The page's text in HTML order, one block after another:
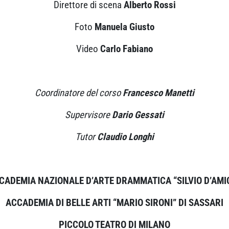
Direttore di scena Alberto Rossi
Foto Manuela Giusto
Video Carlo Fabiano
Coordinatore del corsoFrancesco Manetti
SupervisoreDario Gessati
TutorClaudio Longhi
NAZIONALE D’ARTE DRAMMATICA “SILVIO
ACCADEMIA DI BELLE ARTI “MARIO SIRONI” DI SASSARI
PICCOLO TEATRO DI MILANO